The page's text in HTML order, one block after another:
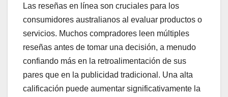
Las reseñas en línea son cruciales para los
consumidores australianos al evaluar productos o
servicios. Muchos compradores leen múltiples
reseñas antes de tomar una decisión, a menudo
confiando más en la retroalimentación de sus
pares que en la publicidad tradicional. Una alta
calificación puede aumentar significativamente la